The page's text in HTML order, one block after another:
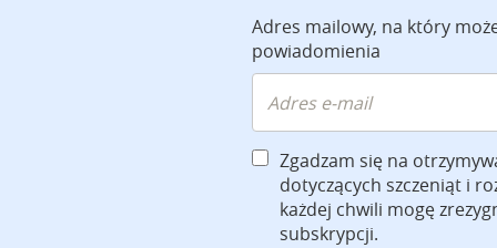
Adres mailowy, na który
powiadomienia
Zgadzam się na
dotyczących szczeniąt i
każdej chwili mogę
subskrypcji.